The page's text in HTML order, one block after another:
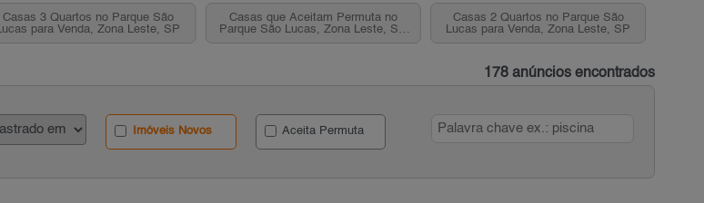
Casas 3 Quartos no Parque São
Lucas para Venda, Zona Leste, SP
Casas que Aceitam Permuta no
Parque São Lucas, Zona Leste, SP
Casas 2 Quartos no Parque São
Lucas para Venda, Zona Leste, SP
178 anúncios encontrados
Imóveis Novos Aceita Permuta